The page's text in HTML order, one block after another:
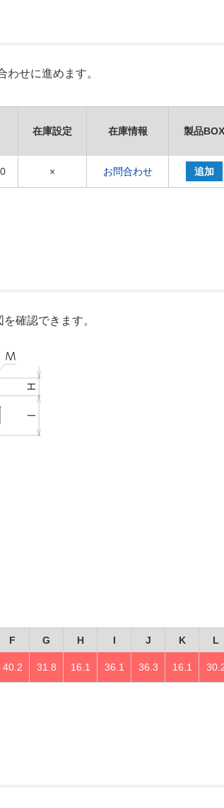
せに進めます。
在庫設定 在庫情報 製品BOX
× お問合わせ 追加
確認できます。
F G H I J K L
40.2 31.8 16.1 36.1 36.3 16.1